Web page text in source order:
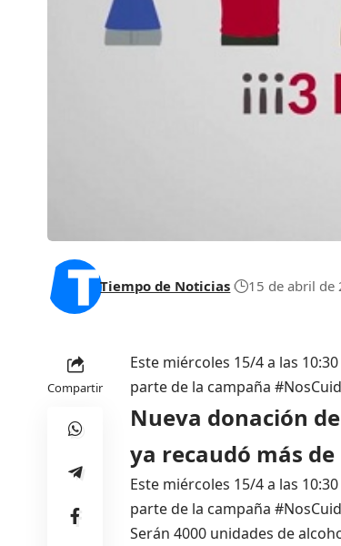
Tiempo de Noticias 15 de abril de
Compartir
Este miércoles 15/4 a las
parte de la campaña
Nueva donación
ya recaudó más de
Este miércoles 15/4 a las
parte de la campaña
Serán 4000 unidades de